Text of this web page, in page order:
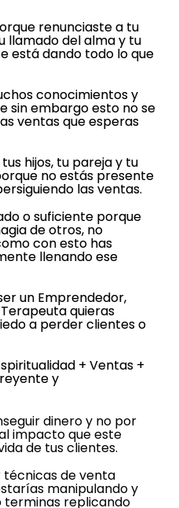
renunciaste a tu
llamado del alma y tu
está dando todo lo que
conocimientos y
sin embargo esto no se
ventas que esperas
hijos, tu pareja y tu
no estás presente
las ventas.
o suficiente porque
de otros, no
con esto has
llenando ese
un Emprendedor,
quieras
a perder clientes o
+ Ventas +
y
dinero y no por
impacto que este
de tus clientes.
de venta
manipulando y
replicando